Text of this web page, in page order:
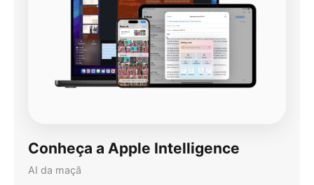
Conheça a Apple Intelligence
AI da maçã